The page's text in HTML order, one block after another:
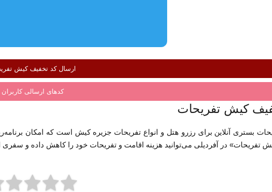
ارسال کد تخفیف کیش
کدهای ارسالی کاربران
کیش تفریحات
بستری آنلاین برای رزرو هتل و انواع تفریحات جزیره کیش است که امکان
تفریحات» در آفردیلی می‌توانید هزینه اقامت و تفریحات خود را کاهش داده و سفری